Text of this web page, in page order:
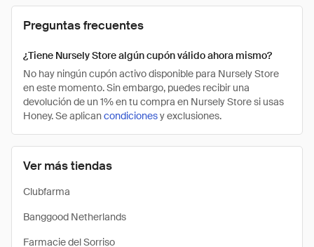
Ver más tiendas
Clubfarma
Banggood Netherlands
Farmacie del Sorriso
Preguntas frecuentes
¿Tiene Nursely Store algún cupón válido ahora mismo?
No hay ningún cupón activo disponible para Nursely Store
en este momento. Sin embargo, puedes recibir una
devolución de un 1% en tu compra en Nursely Store si usas
Honey. Se aplicancondicionesy exclusiones.